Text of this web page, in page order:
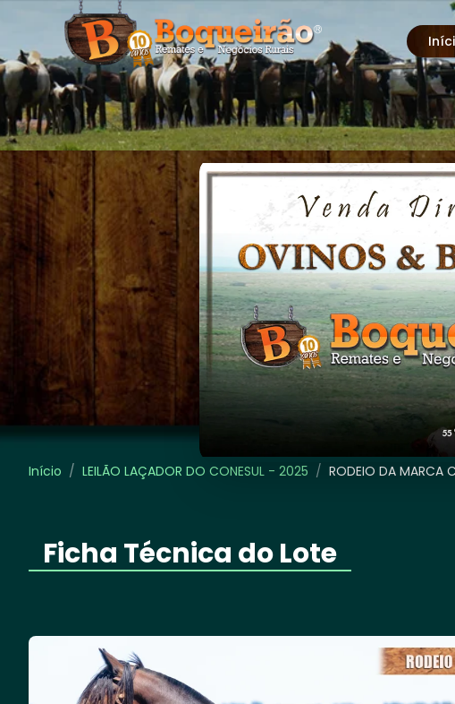
Início / LEILÃO LAÇADOR DO CONESUL - 2025 / RODEIO DA MARCA
Ficha Técnica do Lote